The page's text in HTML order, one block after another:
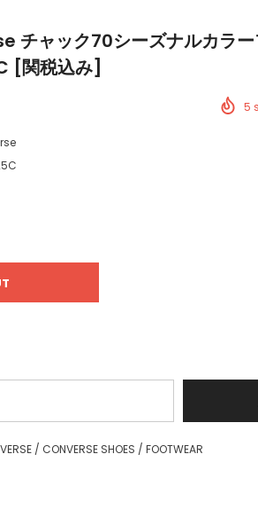
チャック70シーズナルカラー
[関税込み]
5
/ CONVERSE SHOES / FOOTWEAR